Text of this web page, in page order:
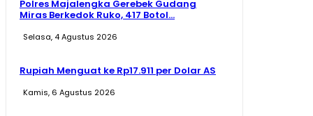
Polres Majalengka Gerebek Gudang
Miras Berkedok Ruko, 417 Botol...
Selasa, 4 Agustus 2026
Rupiah Menguat ke Rp17.911 per Dolar AS
Kamis, 6 Agustus 2026